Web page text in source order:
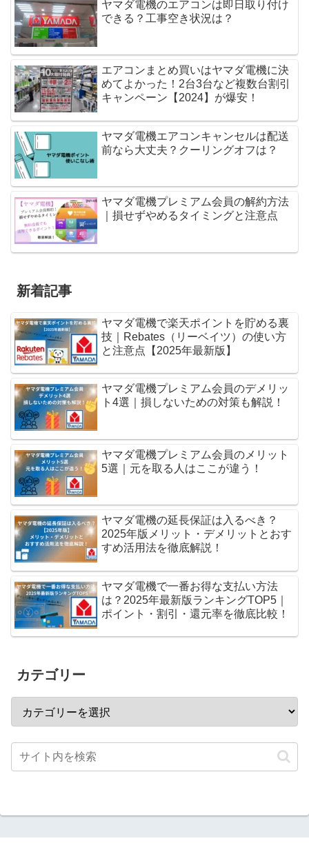
ヤマダ電機のエアコンは即日取り付け
できる？工事空き状況は？
エアコンまとめ買いはヤマダ電機に決
めてよかった！2台3台など複数台割引
キャンペーン【2024】が爆安！
ヤマダ電機エアコンキャンセルは配送
前なら大丈夫？クーリングオフは？
ヤマダ電機プレミアム会員の解約方法
｜損せずやめるタイミングと注意点
新着記事
ヤマダ電機で楽天ポイントを貯める裏
技｜Rebates（リーベイツ）の使い方
と注意点【2025年最新版】
ヤマダ電機プレミアム会員のデメリッ
ト4選｜損しないための対策も解説！
ヤマダ電機プレミアム会員のメリット
5選｜元を取る人はここが違う！
ヤマダ電機の延長保証は入るべき？
2025年版メリット・デメリットとおす
すめ活用法を徹底解説！
ヤマダ電機で一番お得な支払い方法
は？2025年最新版ランキングTOP5｜
ポイント・割引・還元率を徹底比較！
カテゴリー